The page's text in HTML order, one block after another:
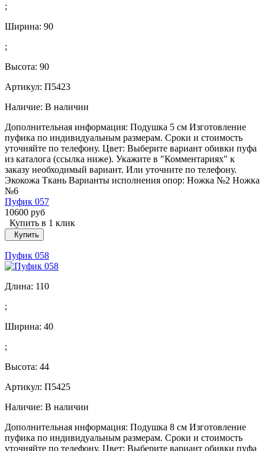
;
Ширина: 90
;
Высота: 90
Артикул: П5423
Наличие: В наличии
Дополнительная информация: Подушка 5 см Изготовление
пуфика по индивидуальным размерам. Сроки и стоимость
уточняйте по телефону. Цвет: Выберите вариант обивки пуфа
из каталога (ссылка ниже). Укажите в "Комментариях" к
заказу необходимый вариант. Или уточните по телефону.
Экокожа Ткань Варианты исполнения опор: Ножка №2 Ножка
№6
Пуфик 057
10600 руб
Купить в 1 клик
Купить
Пуфик 058
Длина: 110
;
Ширина: 40
;
Высота: 44
Артикул: П5425
Наличие: В наличии
Дополнительная информация: Подушка 8 см Изготовление
пуфика по индивидуальным размерам. Сроки и стоимость
уточняйте по телефону. Цвет: Выберите вариант обивки пуфа